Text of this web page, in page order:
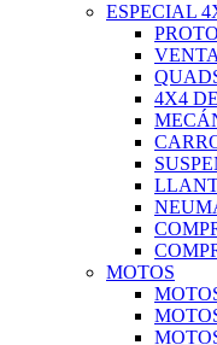
ESPECIAL
4X4
MOTOS